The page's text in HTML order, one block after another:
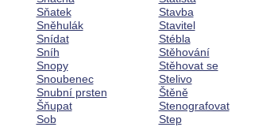
Sňatek
Sněhulák
Snídat
Sníh
Snopy
Snoubenec
Snubní prsten
Šňupat
Sob
Stavba
Stavitel
Stébla
Stěhování
Stěhovat se
Stelivo
Štěně
Stenografovat
Step